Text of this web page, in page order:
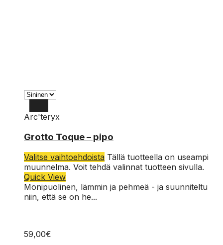
OS
Arc'teryx
Grotto Toque – pipo
Valitse vaihtoehdoista Tällä tuotteella on useampi
muunnelma. Voit tehdä valinnat tuotteen sivulla.
Quick View
Monipuolinen, lämmin ja pehmeä - ja suunniteltu
niin, että se on he...
59,00€